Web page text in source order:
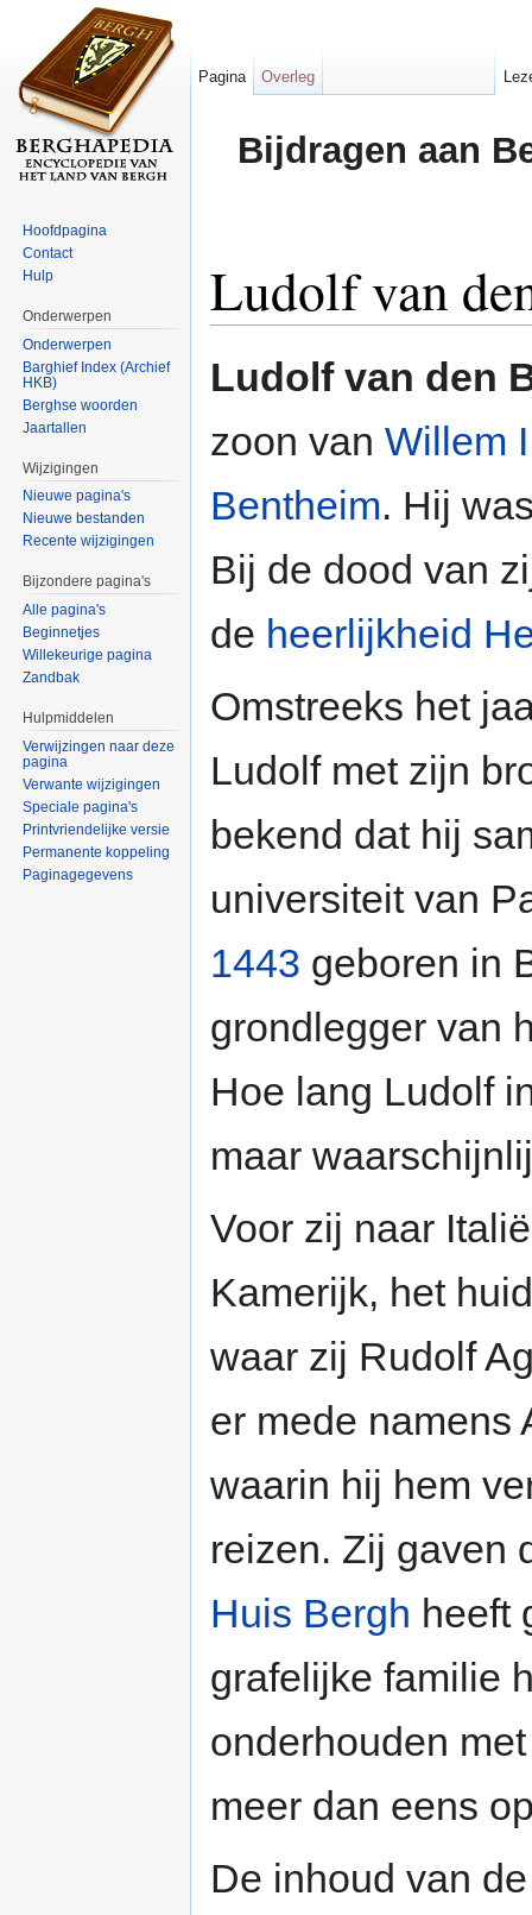
Bijdragen aan
Ludolf van
Ludolf van den
zoon van Willem
Bentheim. Hij
Bij de dood van
de heerlijkheid
Omstreeks het
Ludolf met zijn
bekend dat hij
universiteit van
1443 geboren in
grondlegger van
Hoe lang Ludolf
maar
Voor zij naar
Kamerijk, het
waar zij Rudolf
er mede namens
waarin hij hem
reizen. Zij gaven
Huis Bergh heeft
grafelijke familie
onderhouden
meer dan eens
De inhoud van
Pagina Overleg
Hoofdpagina
Contact
Hulp
Onderwerpen
Onderwerpen
Barghief Index (Archief
HKB)
Berghse woorden
Jaartallen
Wijzigingen
Nieuwe pagina's
Nieuwe bestanden
Recente wijzigingen
Bijzondere pagina's
Alle pagina's
Beginnetjes
Willekeurige pagina
Zandbak
Hulpmiddelen
Verwijzingen naar deze
pagina
Verwante wijzigingen
Speciale pagina's
Printvriendelijke versie
Permanente koppeling
Paginagegevens